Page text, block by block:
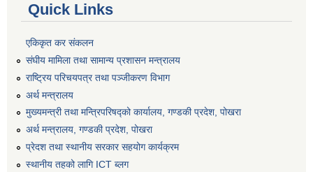
Quick Links
एकिकृत कर संकलन
संघीय मामिला तथा सामान्य प्रशासन मन्त्रालय
राष्ट्रिय परिचयपत्र तथा पञ्जीकरण विभाग
अर्थ मन्त्रालय
मुख्यमन्त्री तथा मन्त्रिपरिषद्को कार्यालय, गण्डकी प्रदेश, पोखरा
अर्थ मन्त्रालय, गण्डकी प्रदेश, पोखरा
प्रेदश तथा स्थानीय सरकार सहयोग कार्यक्रम
स्थानीय तहको लागि ICT ब्लग